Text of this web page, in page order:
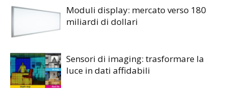
Moduli display: mercato verso 180
miliardi di dollari
Sensori di imaging: trasformare la
luce in dati affidabili